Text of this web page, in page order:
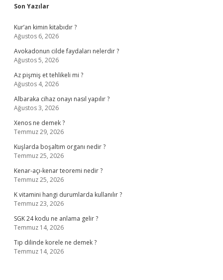
Sidebar
Son Yazılar
Kur’an kimin kitabıdır ?
Ağustos 6, 2026
Avokadonun cilde faydaları nelerdir ?
Ağustos 5, 2026
Az pişmiş et tehlikeli mi ?
Ağustos 4, 2026
Albaraka cihaz onayı nasıl yapılır ?
Ağustos 3, 2026
Xenos ne demek ?
Temmuz 29, 2026
Kuşlarda boşaltım organı nedir ?
Temmuz 25, 2026
Kenar-açı-kenar teoremi nedir ?
Temmuz 25, 2026
K vitamini hangi durumlarda kullanılır ?
Temmuz 23, 2026
SGK 24 kodu ne anlama gelir ?
Temmuz 14, 2026
Tıp dilinde korele ne demek ?
Temmuz 14, 2026